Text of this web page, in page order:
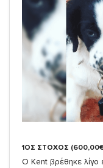
1ΟΣ ΣΤΟΧΟΣ
Ο Kent βρέθηκε λίγο